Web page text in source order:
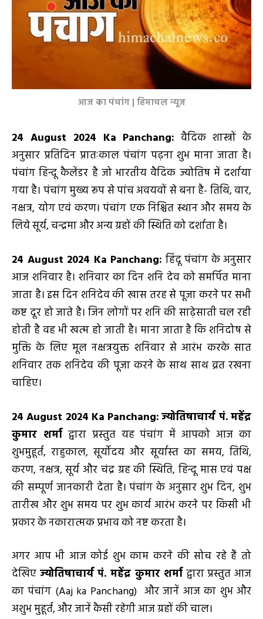
आज का पंचांग | हिमाचल न्यूज
24 August 2024 Ka Panchang: वैदिक शास्त्रों के
अनुसार प्रतिदिन प्रातःकाल पंचांग पढ़ना शुभ माना जाता है।
पंचांग हिन्दू कैलेंडर है जो भारतीय वैदिक ज्योतिष में दर्शाया
गया है। पंचांग मुख्य रूप से पांच अवयवों से बना है- तिथि, वार,
नक्षत्र, योग एवं करण। पंचांग एक निश्चित स्थान और समय के
लिये सूर्य, चन्द्रमा और अन्य ग्रहों की स्थिति को दर्शाता है।
24 August 2024 Ka Panchang: हिंदू पंचांग के अनुसार
आज शनिवार है। शनिवार का दिन शनि देव को समर्पित माना
जाता है। इस दिन शनिदेव की खास तरह से पूजा करने पर सभी
कष्ट दूर हो जाते है। जिन लोगों पर शनि की साढ़ेसाती चल रही
होती है वह भी खत्म हो जाती है। माना जाता है कि शनिदोष से
मुक्ति के लिए मूल नक्षत्रयुक्त शनिवार से आरंभ करके सात
शनिवार तक शनिदेव की पूजा करने के साथ साथ व्रत रखना
चाहिए।
24 August 2024 Ka Panchang:ज्योतिषाचार्य पं. महेंद्र
कुमार शर्माद्वारा प्रस्तुत यह पंचांग में आपको आज का
शुभमुहूर्त, राहुकाल, सूर्योदय और सूर्यास्त का समय, तिथि,
करण, नक्षत्र, सूर्य और चंद्र ग्रह की स्थिति, हिन्दू मास एवं पक्ष
की सम्पूर्ण जानकारी देता है। पंचांग के अनुसार शुभ दिन, शुभ
तारीख और शुभ समय पर शुभ कार्य आरंभ करने पर किसी भी
प्रकार के नकारात्मक प्रभाव को नष्ट करता है।
अगर आप भी आज कोई शुभ काम करने की सोच रहे हैं तो
देखिए ज्योतिषाचार्य पं. महेंद्र कुमार शर्माद्वारा प्रस्तुत आज
का पंचांग (Aaj ka Panchang) और जानें आज का शुभ और
अशुभ मुहूर्त, और जानें कैसी रहेगी आज ग्रहों की चाल।